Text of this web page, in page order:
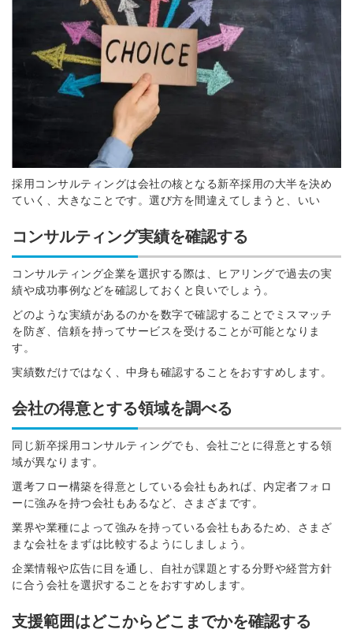
採用コンサルティングは会社の核となる新卒採用の大半を決め
ていく、大きなことです。選び方を間違えてしまうと、いい
コンサルティング実績を確認する
コンサルティング企業を選択する際は、ヒアリングで過去の実
績や成功事例などを確認しておくと良いでしょう。
どのような実績があるのかを数字で確認することでミスマッチ
を防ぎ、信頼を持ってサービスを受けることが可能となりま
す 。
実績数だけではなく、中身も確認することをおすすめします。
会社の得意とする領域を調べる
同じ新卒採用コンサルティングでも、会社ごとに得意とする領
域が異なります。
選考フロー構築を得意としている会社もあれば、内定者フォロ
ーに強みを持つ会社もあるなど、さまざまです。
業界や業種によって強みを持っている会社もあるため、さまざ
まな会社をまずは比較するようにしましょう。
企業情報や広告に目を通し、自社が課題とする分野や経営方針
に合う会社を選択することをおすすめします。
支援範囲はどこからどこまでかを確認する